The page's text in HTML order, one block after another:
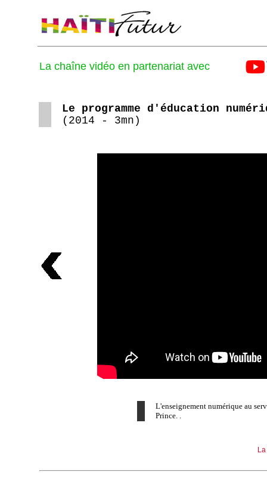
La chaîne vidéo en partenariat avec
Le programme d'éducation
(2014 - 3mn)
L'enseignement numérique au
Prince. .